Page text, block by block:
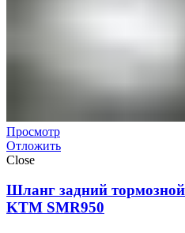
Просмотр
Отложить
Close
Шланг задний
KTM SMR950